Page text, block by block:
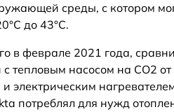
среды, с котором
до 43°C.
в феврале 2021 года,
тепловым насосом на СО2
электрическим
потреблял для нужд